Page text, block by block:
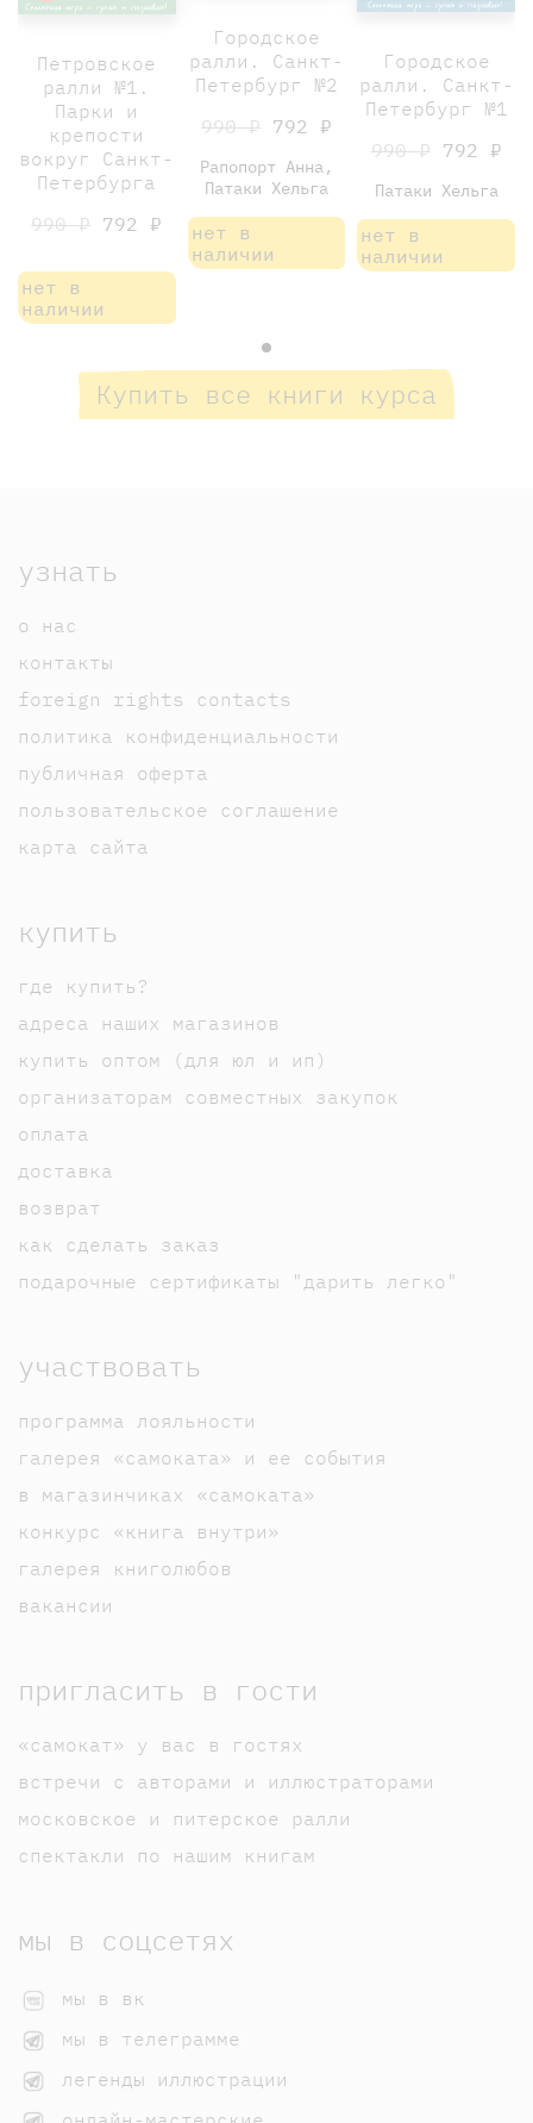
Петровское
ралли №1.
Парки и
крепости
вокруг Санкт-
Петербурга
990 ₽ 792 ₽
нет в
наличии
Городское
ралли. Санкт-
Петербург №2
990 ₽792 ₽
Рапопорт Анна,
Патаки Хельга
нет в
наличии
Городское
ралли. Санкт-
Петербург №1
990 ₽ 792 ₽
Патаки Хельга
нет в
наличии
Купить все книги курса
узнать
о нас
контакты
foreign rights contacts
политика конфиденциальности
публичная оферта
пользовательское соглашение
карта сайта
купить
где купить?
адреса наших магазинов
купить оптом (для юл и ип)
организаторам совместных закупок
оплата
доставка
возврат
как сделать заказ
подарочные сертификаты "дарить легко"
участвовать
программа лояльности
галерея «самоката» и ее события
в магазинчиках «самоката»
конкурс «книга внутри»
галерея книголюбов
вакансии
пригласить в гости
«самокат» у вас в гостях
встречи с авторами и иллюстраторами
московское и питерское ралли
спектакли по нашим книгам
мы в соцсетях
мы в вк
мы в телеграмме
легенды иллюстрации